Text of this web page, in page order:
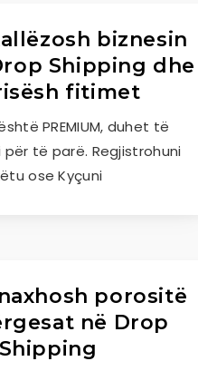
biznesin
Shipping dhe
fitimet
PREMIUM, duhet të
të parë. Regjistrohuni
ose Kyçuni
porositë
në Drop
Shipping